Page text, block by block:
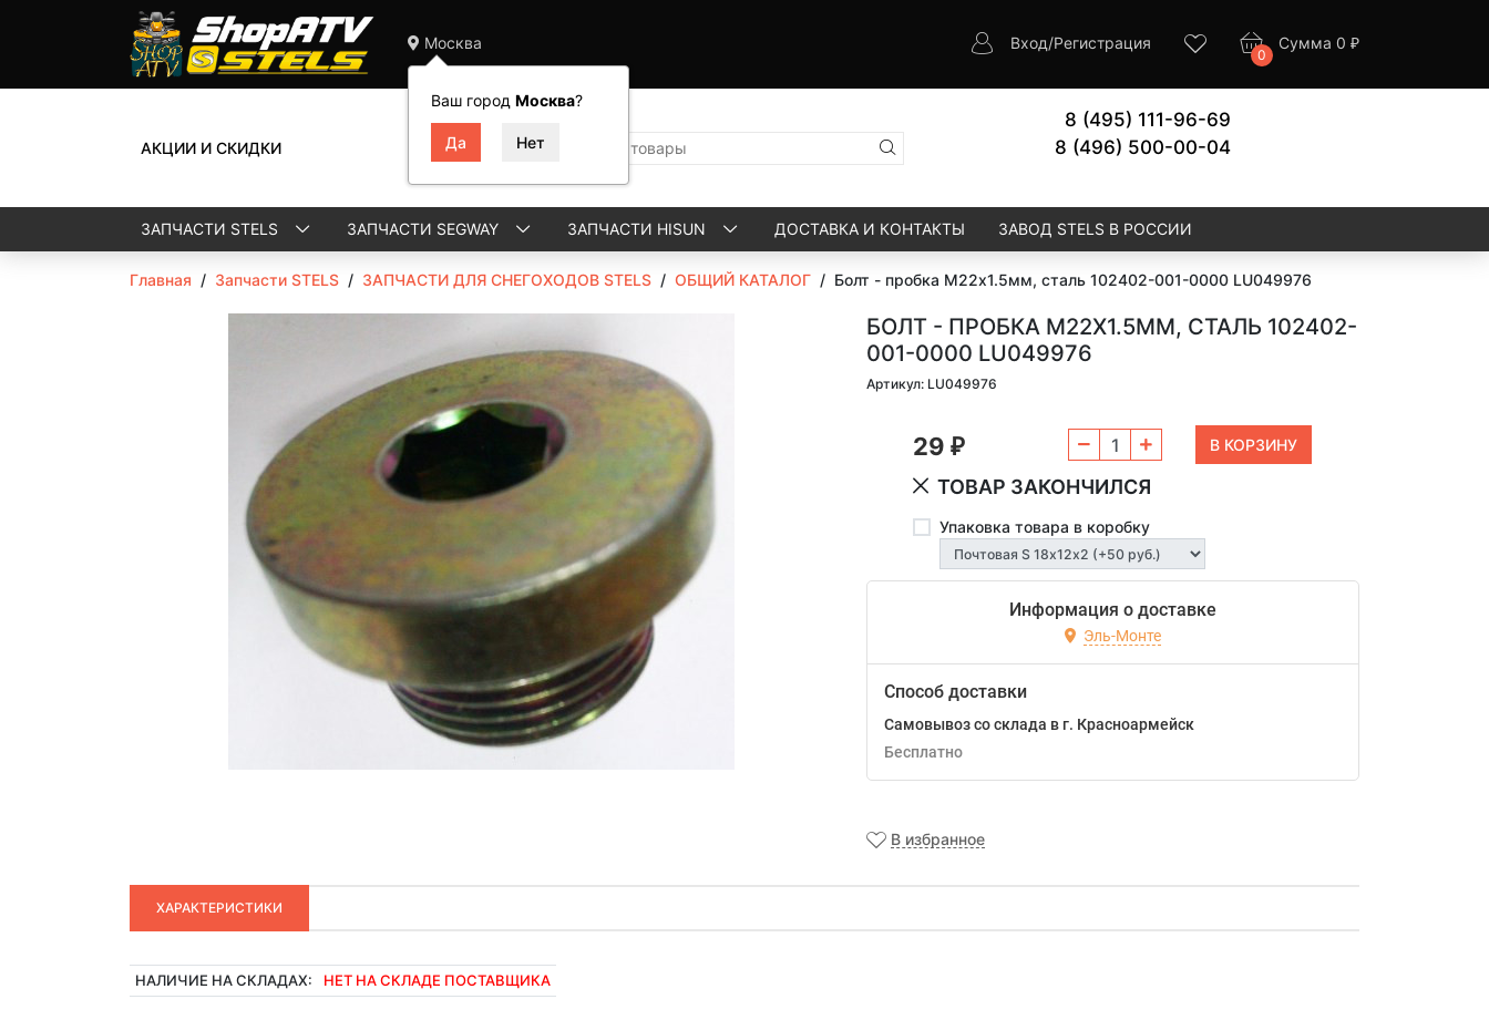
Москва
Ваш город Москва?
Вход/Регистрация
0
Сумма 0 ₽
АКЦИИ И СКИДКИ
8 (495) 111-96-69
8 (496) 500-00-04
ЗАПЧАСТИ STELS ЗАПЧАСТИ SEGWAY ЗАПЧАСТИ HISUN ДОСТАВКА И КОНТАКТЫ ЗАВОД STELS В РОССИИ
Главная / Запчасти STELS / ЗАПЧАСТИ ДЛЯ СНЕГОХОДОВ STELS / ОБЩИЙ КАТАЛОГ / Болт - пробка М22х1.5мм, сталь 102402-001-0000 LU049976
БОЛТ - ПРОБКА М22Х1.5ММ, СТАЛЬ 102402-
001-0000 LU049976
Артикул: LU049976
29₽
ТОВАР ЗАКОНЧИЛСЯ
Упаковка товара в коробку
Информация о доставке
Эль-Монте
Способ доставки
Самовывоз со склада в г. Красноармейск
Бесплатно
В избранное
ХАРАКТЕРИСТИКИ
НАЛИЧИЕ НА СКЛАДАХ: НЕТ НА СКЛАДЕ ПОСТАВЩИКА